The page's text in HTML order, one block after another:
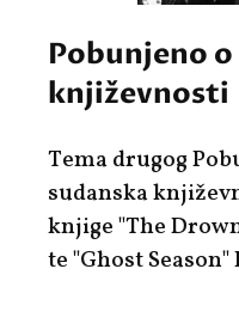
Pobunjeno
književnosti
Tema drugog
sudanska
knjige "The
te "Ghost Season"